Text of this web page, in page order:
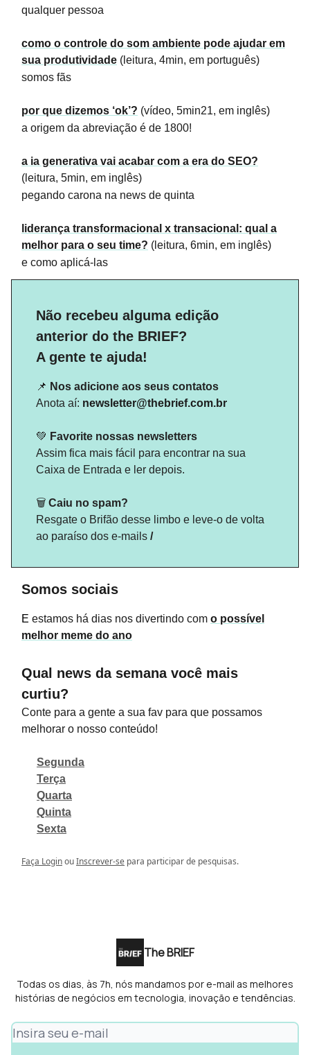
qualquer pessoa
como o controle do som ambiente pode ajudar em
sua produtividade (leitura, 4min, em português)
somos fãs
por que dizemos ‘ok’? (vídeo, 5min21, em inglês)
a origem da abreviação é de 1800!
a ia generativa vai acabar com a era do SEO?
(leitura, 5min, em inglês)
pegando carona na news de quinta
liderança transformacional x transacional: qual a
melhor para o seu time? (leitura, 6min, em inglês)
e como aplicá-las
Não recebeu alguma edição
anterior do the BRIEF?
A gente te ajuda!
📌 Nos adicione aos seus contatos
Anota aí: newsletter@thebrief.com.br
💚 Favorite nossas newsletters
Assim fica mais fácil para encontrar na sua
Caixa de Entrada e ler depois.
🗑️ Caiu no spam?
Resgate o Brifão desse limbo e leve-o de volta
ao paraíso dos e-mails /
Somos sociais
E estamos há dias nos divertindo com o possível
melhor meme do ano
Qual news da semana você mais
curtiu?
Conte para a gente a sua fav para que possamos
melhorar o nosso conteúdo!
Segunda
Terça
Quarta
Quinta
Sexta
Faça LoginouInscrever-se para participar de pesquisas.
The BRIEF
Todas os dias, às 7h, nós mandamos por e-mail as melhores
histórias de negócios em tecnologia, inovação e tendências.